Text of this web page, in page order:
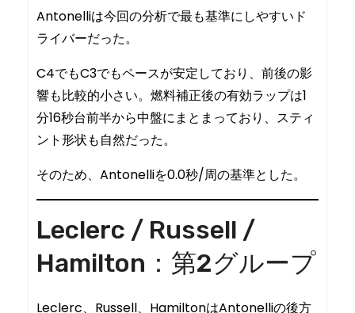
Antonelliは今回の分析で最も基準にしやすいド
ライバーだった。
C4でもC3でもペースが安定しており、前後の影
響も比較的小さい。燃料補正後の有効ラップは1
分16秒台前半から中盤にまとまっており、スティ
ント形状も自然だった。
そのため、Antonelliを0.0秒/周の基準とした。
Leclerc / Russell /
Hamilton：第2グループ
Leclerc、Russell、HamiltonはAntonelliの後方